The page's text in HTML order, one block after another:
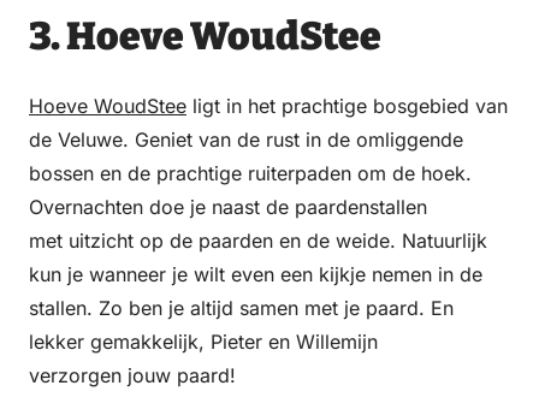
3. Hoeve WoudStee
Hoeve WoudStee ligt in het prachtige bosgebied van
de Veluwe. Geniet van de rust in de omliggende
bossen en de prachtige ruiterpaden om de hoek.
Overnachten doe je naast de paardenstallen
met uitzicht op de paarden en de weide. Natuurlijk
kun je wanneer je wilt even een kijkje nemen in de
stallen. Zo ben je altijd samen met je paard. En
lekker gemakkelijk, Pieter en Willemijn
verzorgen jouw paard!